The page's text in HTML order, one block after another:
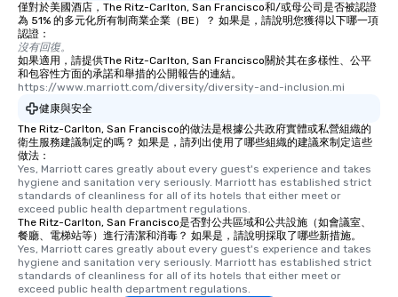
僅對於美國酒店，The Ritz-Carlton, San Francisco和/或母公司是否被認證
為 51% 的多元化所有制商業企業（BE）？ 如果是，請說明您獲得以下哪一項
認證：
沒有回復。
如果適用，請提供The Ritz-Carlton, San Francisco關於其在多樣性、公平
和包容性方面的承諾和舉措的公開報告的連結。
https://www.marriott.com/diversity/diversity-and-inclusion.mi
健康與安全
The Ritz-Carlton, San Francisco的做法是根據公共政府實體或私營組織的
衛生服務建議制定的嗎？ 如果是，請列出使用了哪些組織的建議來制定這些
做法：
Yes, Marriott cares greatly about every guest's experience and takes
hygiene and sanitation very seriously. Marriott has established strict
standards of cleanliness for all of its hotels that either meet or
exceed public health department regulations.
The Ritz-Carlton, San Francisco是否對公共區域和公共設施（如會議室、
餐廳、電梯站等）進行清潔和消毒？ 如果是，請說明採取了哪些新措施。
Yes, Marriott cares greatly about every guest's experience and takes
hygiene and sanitation very seriously. Marriott has established strict
standards of cleanliness for all of its hotels that either meet or
exceed public health department regulations.